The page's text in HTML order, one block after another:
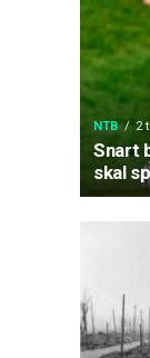
NTB 2
Snart
skal